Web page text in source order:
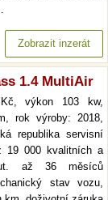
Zobrazit inzerát
1.4 MultiAir
výkon 103 kw,
rok výroby: 2018,
republika servisní
19 000 kvalitních a
až 36 měsíců
stav vozu,